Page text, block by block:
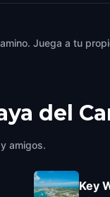
Juega a tu
del
amigos.
Key